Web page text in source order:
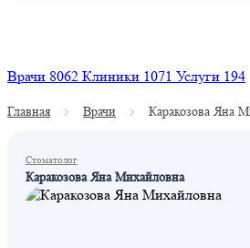
Врачи 8062 Клиники 1071 Услуги 194
Главная Врачи Каракозова Яна
Стоматолог
Каракозова Яна Михайловна